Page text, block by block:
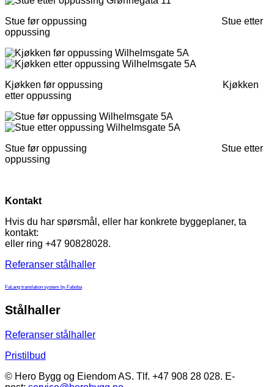
Stue før oppussing Stue etter
oppussing
Kjøkken før oppussing Kjøkken
etter oppussing
Stue før oppussing Stue etter
oppussing
Kontakt
Hvis du har spørsmål, eller har konkrete byggeplaner, ta
kontakt:
eller ring +47 90828028.
Referanser stålhaller
FaLang translation system by Faboba
Stålhaller
Referanser stålhaller
Pristilbud
© Hero Bygg og Eiendom AS. Tlf. +47 908 28 028. E-